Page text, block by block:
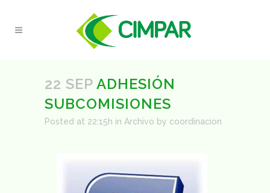
22 SEP ADHESIÓN
SUBCOMISIONES
Posted at 22:15h in Archivo by coordinacion